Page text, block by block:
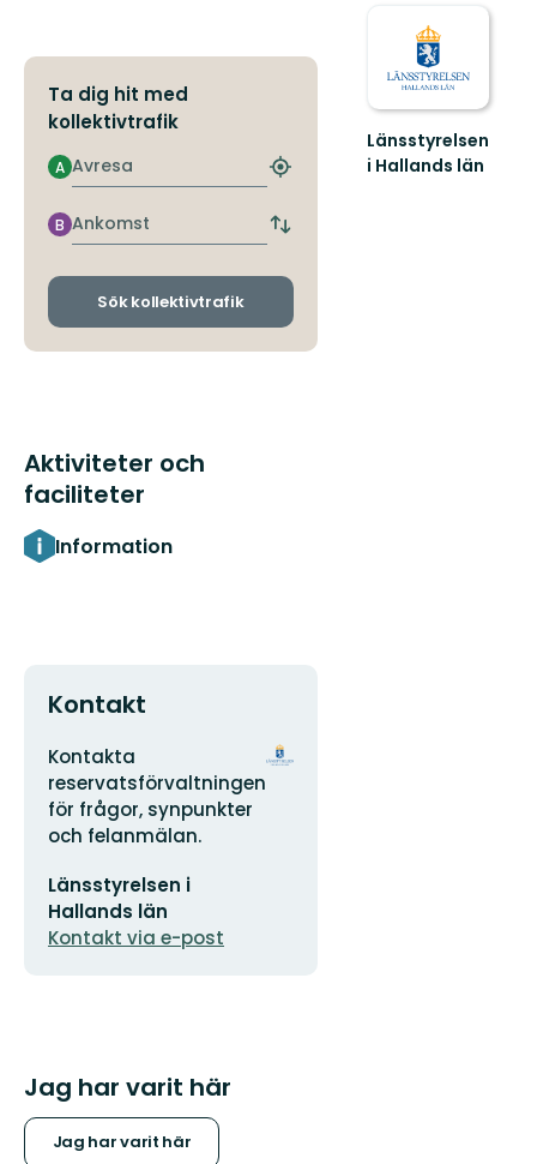
Ta dig hit med
kollektivtrafik
Avresa
A
Hitta
hållplats
Ankomst
B
Byt
och
Sök kollektivtrafik
Aktiviteter och
faciliteter
Information
Kontakt
Adress
Kontakta
reservatsförvaltningen
för frågor, synpunkter
och felanmälan.
postadress
Länsstyrelsen i
Hallands län
Kontakt via e-post
Organisationens
Jag har varit här
Jag har varit här
Länsstyrelsen
i Hallands län